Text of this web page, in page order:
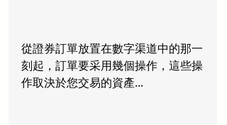
從證券訂單放置在數字渠道中的那一
刻起，訂單要采用幾個操作，這些操
作取決於您交易的資產...